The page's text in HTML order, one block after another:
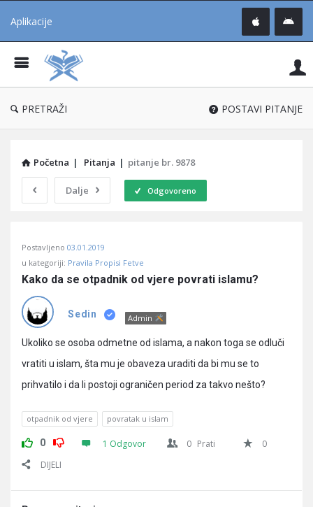
Aplikacije
®
PRETRAŽI POSTAVI PITANJE
Početna | Pitanja | pitanje br. 9878
Dalje Odgovoreno
Učene
Latest
Pitanja
Postavljeno 03.01.2019
u kategoriji: Pravila Propisi Fetve
Kako da se otpadnik od vjere povrati islamu?
Sedin Admin
Ukoliko se osoba odmetne od islama, a nakon toga se odluči
vratiti u islam, šta mu je obaveza uraditi da bi mu se to
prihvatilo i da li postoji ograničen period za takvo nešto?
otpadnik od vjere povratak u islam
0 1 Odgovor 0 Prati
0
DIJELI